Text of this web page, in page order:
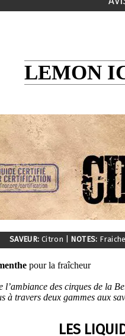
LEMON
SAVEUR: Citron NOTES:
pour la fraîcheur
des cirques de la
à travers deux gammes aux
LES